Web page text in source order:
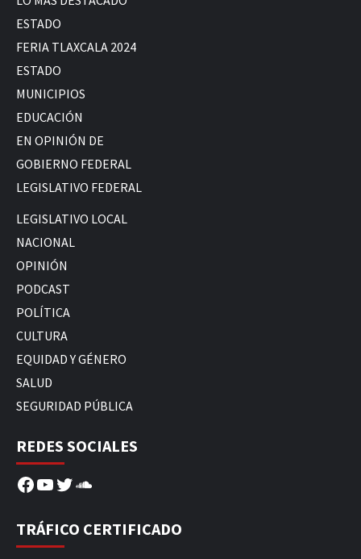
ESTADO
FERIA TLAXCALA 2024
ESTADO
MUNICIPIOS
EDUCACIÓN
EN OPINIÓN DE
GOBIERNO FEDERAL
LEGISLATIVO FEDERAL
LEGISLATIVO LOCAL
NACIONAL
OPINIÓN
PODCAST
POLÍTICA
CULTURA
EQUIDAD Y GÉNERO
SALUD
SEGURIDAD PÚBLICA
REDES SOCIALES
Facebook
YouTube
Twitter
SoundCloud
TRÁFICO CERTIFICADO